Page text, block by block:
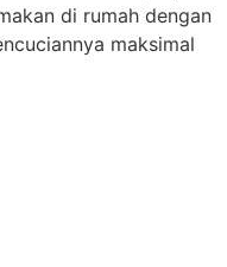
di rumah dengan
maksimal